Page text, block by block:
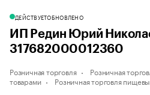
ДЕЙСТВУЕТОБНОВЛЕНО
ИП Редин Юрий
317682000012360
Розничная торговля
Розничная
товарами
Розничная торговля